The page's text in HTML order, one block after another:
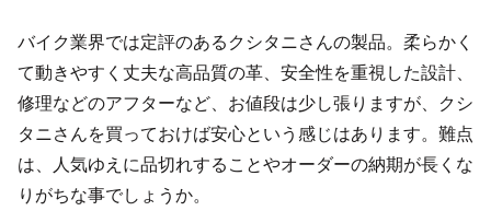
バイク業界では定評のあるクシタニさんの製品。柔らかく
て動きやすく丈夫な高品質の革、安全性を重視した設計、
修理などのアフターなど、お値段は少し張りますが、クシ
タニさんを買っておけば安心という感じはあります。難点
は、人気ゆえに品切れすることやオーダーの納期が長くな
りがちな事でしょうか。